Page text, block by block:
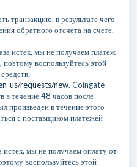
транзакцию, в результате чего
обратного отсчета на счете.
истек, мы не получаем платеж
воспользуйтесь этой
us/requests/new. Coingate
в течение 48 часов после
произведен в течение этого
с поставщиком платежей
истек, мы не получаем оплату от
воспользуйтесь этой